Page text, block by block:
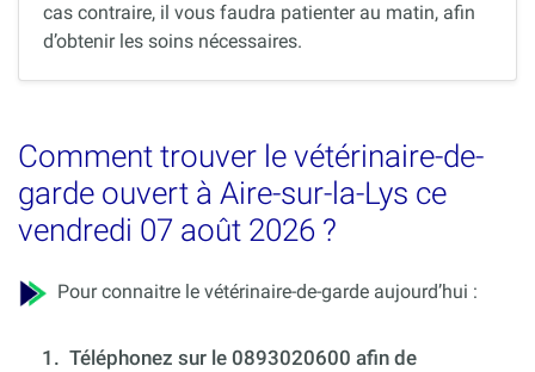
cas contraire, il vous faudra patienter au matin, afin
d’obtenir les soins nécessaires.
Comment trouver le vétérinaire-de-
garde ouvert à Aire-sur-la-Lys ce
vendredi 07 août 2026 ?
Pour connaitre le vétérinaire-de-garde aujourd’hui :
1. Téléphonez sur le 0893020600 afin de